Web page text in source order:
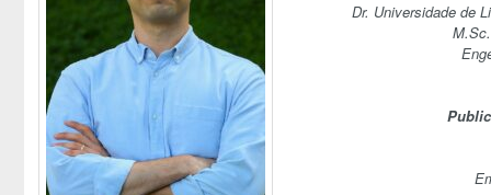
Dr. Universidade de